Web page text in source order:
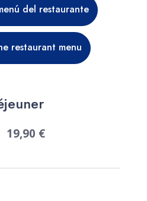
del restaurante
restaurant menu
19,90 €